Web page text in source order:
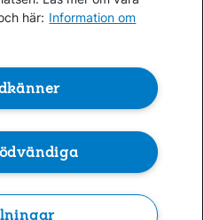
här: Information om